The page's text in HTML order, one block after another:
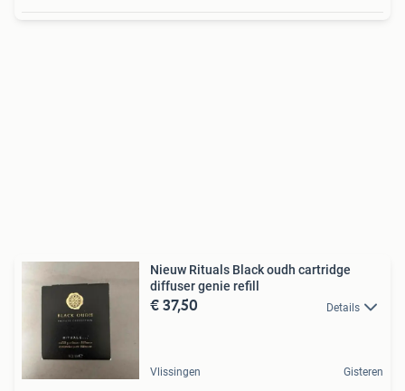
Nieuw Rituals Black oudh cartridge
diffuser genie refill
€ 37,50 Details
Vlissingen Gisteren